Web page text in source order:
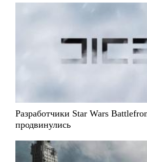
Разработчики Star Wars
продвинулись